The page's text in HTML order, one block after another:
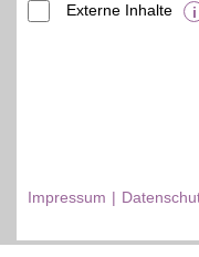
Externe Inhalte
Impressum